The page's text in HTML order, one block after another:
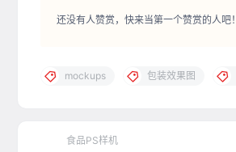
还没有人赞赏，快来当第一个赞赏的人吧！
mockups 包装效果图
食品PS样机